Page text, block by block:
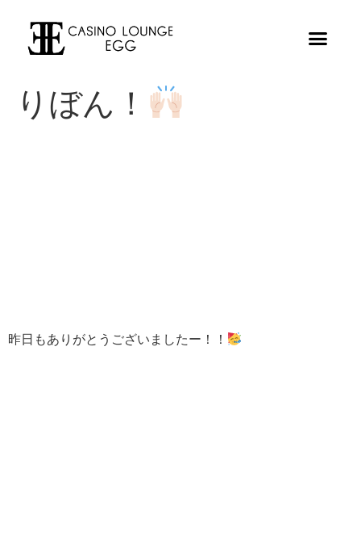
りぼん！
昨日もありがとうございましたー！！